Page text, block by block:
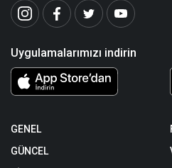
Uygulamalarımızı indirin
GENEL
GÜNCEL